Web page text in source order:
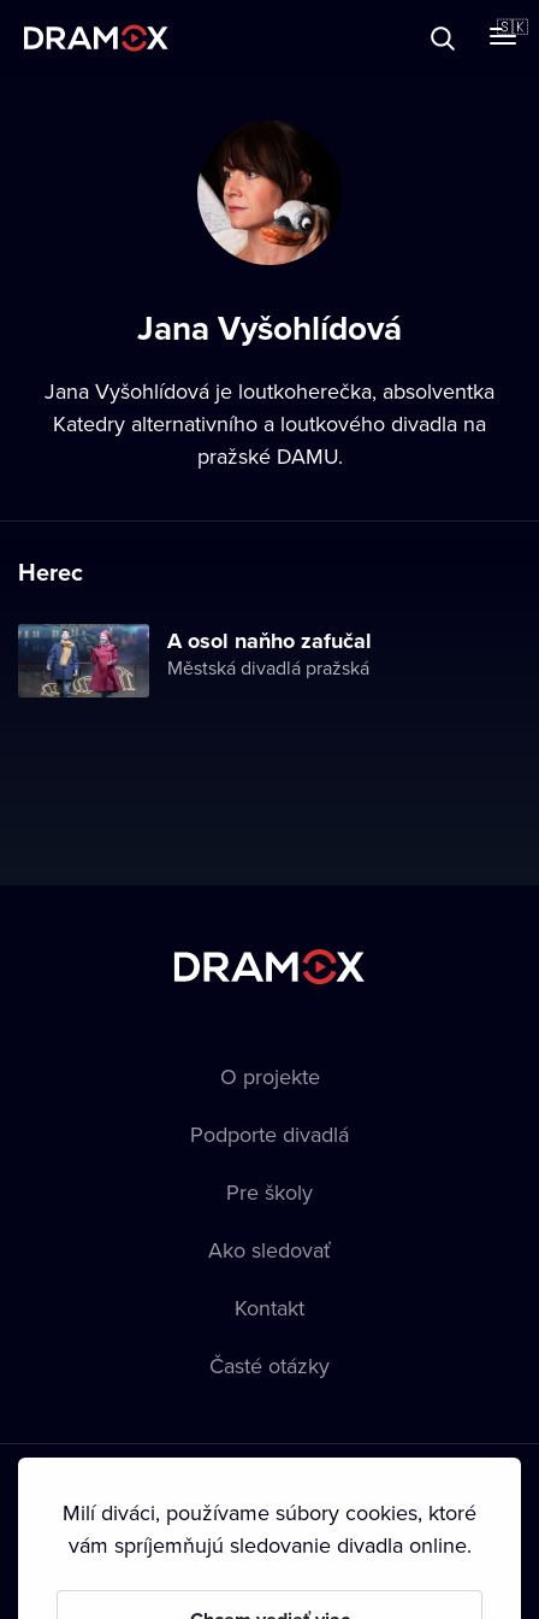
🇸🇰
Jana Vyšohlídová
Jana Vyšohlídová je loutkoherečka, absolventka
Katedry alternativního a loutkového divadla na
pražské DAMU.
Herec
A osol naňho zafučal
Městská divadlá pražská
O projekte
Podporte divadlá
Pre školy
Ako sledovať
Kontakt
Časté otázky
používania Cookies• Autorské práva
Milí diváci, používame súbory cookies, ktoré
vám spríjemňujú sledovanie divadla online.